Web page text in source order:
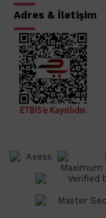
Adres & İletişim